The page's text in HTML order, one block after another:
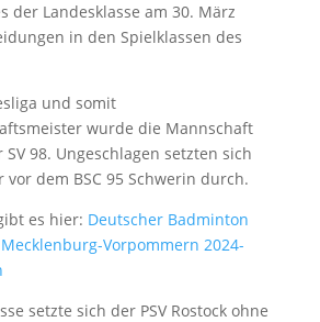
der Landesklasse am 30. März
in den Spielklassen des
und somit
wurde die Mannschaft
98. Ungeschlagen setzten sich
vor dem BSC 95 Schwerin durch.
es hier: Deutscher Badminton
Vorpommern 2024-
setzte sich der PSV Rostock ohne